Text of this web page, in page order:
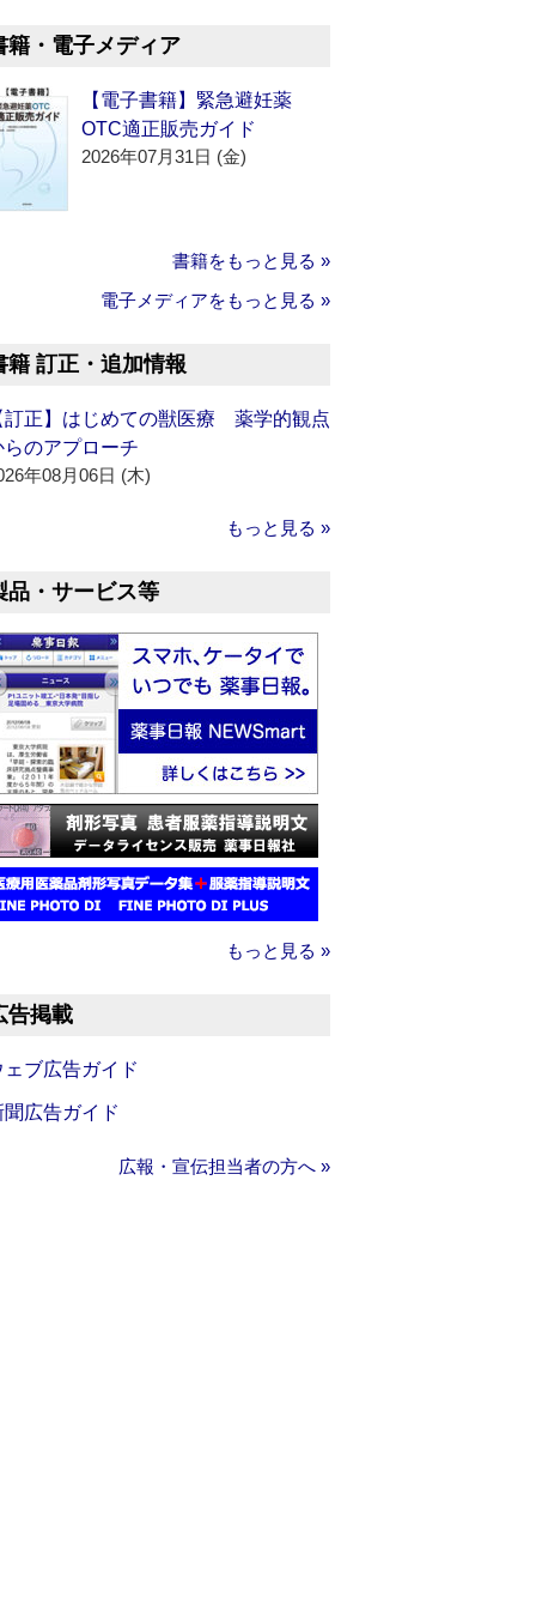
籍・電子メディア
【電子書籍】緊急避妊薬
OTC適正販売ガイド
2026年07月31日 (金)
書籍をもっと見る »
電子メディアをもっと見る »
籍 訂正・追加情報
訂正】はじめての獣医療 薬学的観点
らのアプローチ
年08月06日 (木)
もっと見る »
品・サービス等
もっと見る »
告掲載
ェブ広告ガイド
聞広告ガイド
広報・宣伝担当者の方へ »